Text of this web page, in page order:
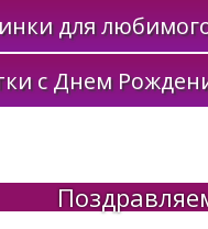
для
с Днем